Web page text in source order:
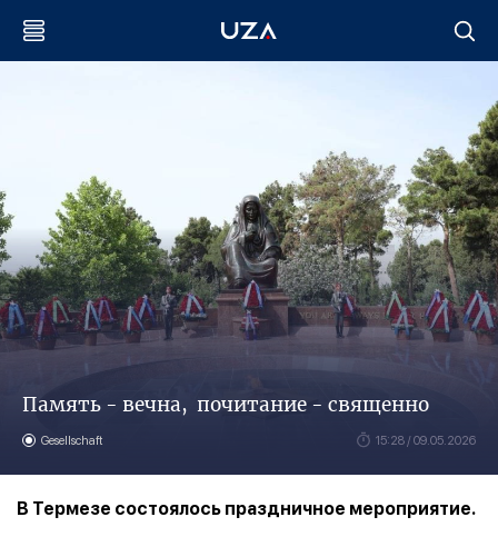
Память - вечна, почитание - священно
Gesellschaft 15:28 / 09.05.2026
В Термезе состоялось праздничное мероприятие.